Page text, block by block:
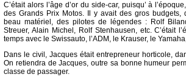
C’était alors l’âge d’or du side-car, puisqu’ à
des Grands Prix Motos. Il y avait des gros budgets,
beau matériel, des pilotes de légendes : Rolf
Streuer, Alain Michel, Rolf Stenhausen, etc. C’était
temps avec le Swissauto, l’ADM, le Krauser, le
Dans le civil, Jacques était entrepreneur horticole,
On retiendra de Jacques, outre sa bonne humeur
classe de passager.